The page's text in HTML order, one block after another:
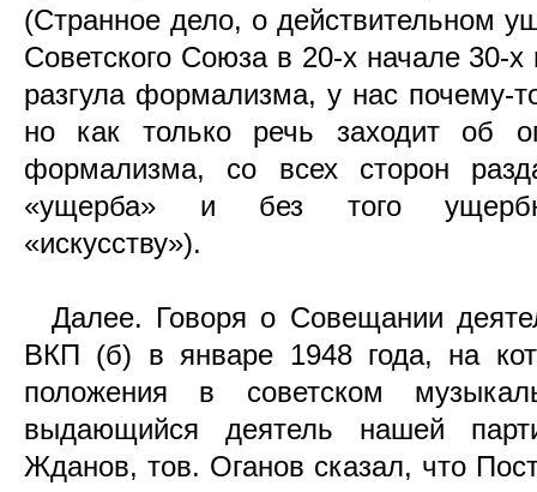
(Странное дело, о действительном
Советского Союза в 20-х начале 30-
разгула формализма, у нас почему-
но как только речь заходит об
формализма, со всех сторон
«ущерба» и без того
«искусству»).
Далее. Говоря о Совещании
ВКП (б) в январе 1948 года, на
положения в советском
выдающийся деятель нашей
Жданов, тов. Оганов сказал, что